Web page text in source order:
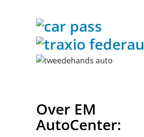
Over EM
AutoCenter: